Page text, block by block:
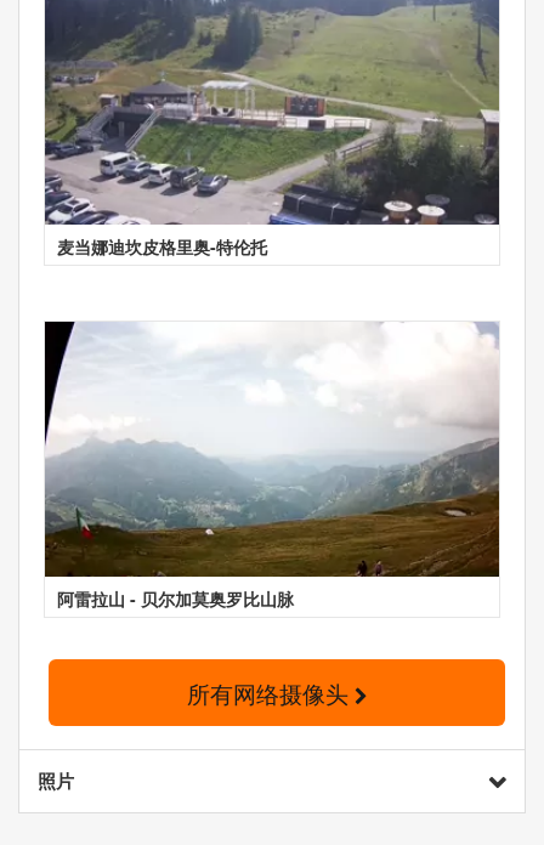
麦当娜迪坎皮格里奥-特伦托
阿雷拉山 - 贝尔加莫奥罗比山脉
所有网络摄像头
照片